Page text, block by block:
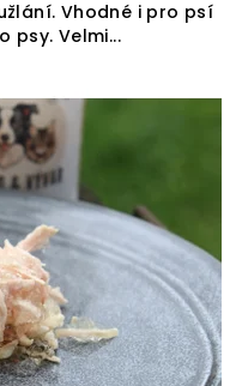
Vhodné i pro psí
psy. Velmi...